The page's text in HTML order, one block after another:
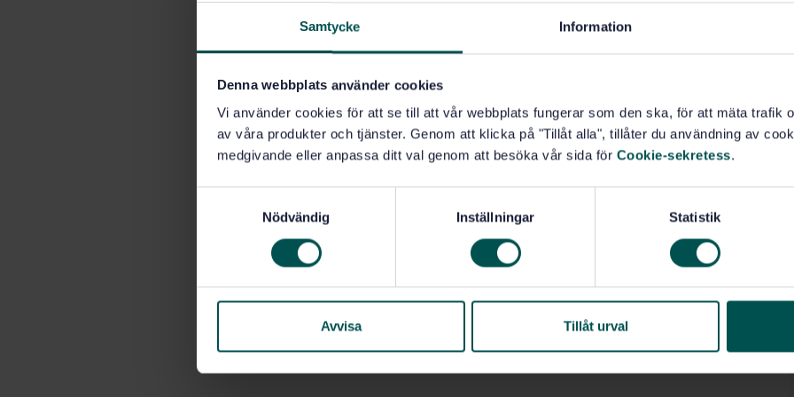
Samtycke Information
Denna webbplats använder cookies
Vi använder cookies för att se till att vår webbplats fungerar som den ska, för att mäta trafik
av våra produkter och tjänster. Genom att klicka på "Tillåt alla", tillåter du användning av
medgivande eller anpassa ditt val genom att besöka vår sida för Cookie-sekretess.
s
Nödvändig Inställningar Statistik
Avvisa Tillåt urval